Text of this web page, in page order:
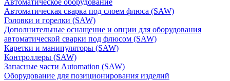
Автоматическое оборудование
Автоматическая сварка под слоем флюса (SAW)
Головки и горелки (SAW)
Дополнительные оснащение и опции для оборудования
автоматической сварки под флюсом (SAW)
Каретки и манипуляторы (SAW)
Контроллеры (SAW)
Запасные части Automation (SAW)
Оборудование для позиционирования изделий